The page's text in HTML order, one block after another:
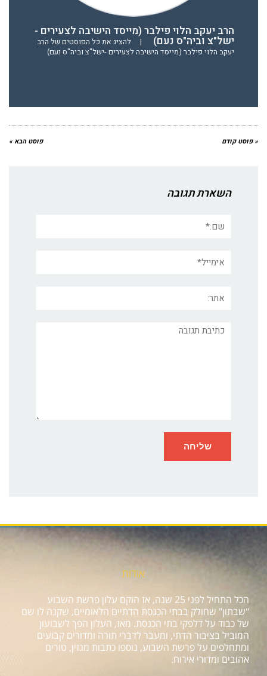
הרב יעקב הלוי פילבר (מייסד הישיבה לצעירים -
ישל"צ וביה"ס נעם) |
להציג את כל הפוסטים של הרב
יעקב הלוי פילבר (מייסד הישיבה לצעירים -ישל"צ וביה"ס נעם)
« פוסט קודם פוסט הבא »
השארת תגובה
תגובה
אודות
הכל התחיל לפני 25 שנה, אז הוקם עלון פרשת השבוע
"שבתון" שחולק בבתי הכנסת הדתיים הלאומיים, שקנה לו שם
של כבוד על דלפקי בתי הכנסת. מאז, העלון הפך לשבועון
המוביל בציבור הדתי, ומעבר לדברי תורה ומדורים קבועים
ומתחלפים על פרשת השבוע, נוספו כתבות מגזין, טורים
אהובים ומדורי אירוח.